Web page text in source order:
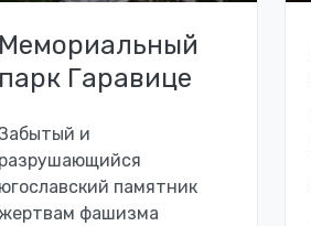
Мемориальный
парк Гаравице
и
разрушающийся
югославский памятник
фашизма